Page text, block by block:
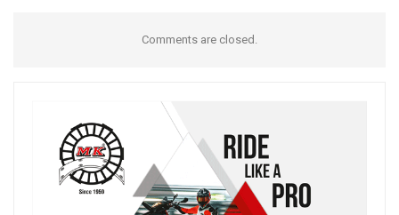
Comments are closed.